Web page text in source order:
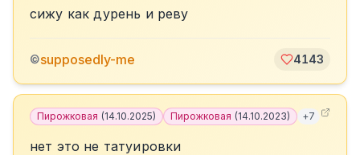
сижу как дурень и реву
©supposedly-me 4143
Пирожковая (14.10.2025) Пирожковая (14.10.2023) +7
нет это не татуировки